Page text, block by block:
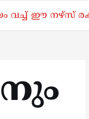
വച്ച് ഈ നഴ്‌സ്